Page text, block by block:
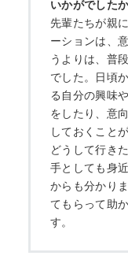
いかがでした
先輩たちが親
ーションは、
うよりは、普
でした。日頃
る自分の興味
をしたり、意
しておくこと
どうして行き
手としても身
からも分かり
てもらって助
す。